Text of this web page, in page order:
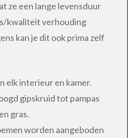
ze een lange levensduur
kwaliteit verhouding
kan je dit ook prima zelf
elk interieur en kamer.
gipskruid tot pampas
gras.
worden aangeboden